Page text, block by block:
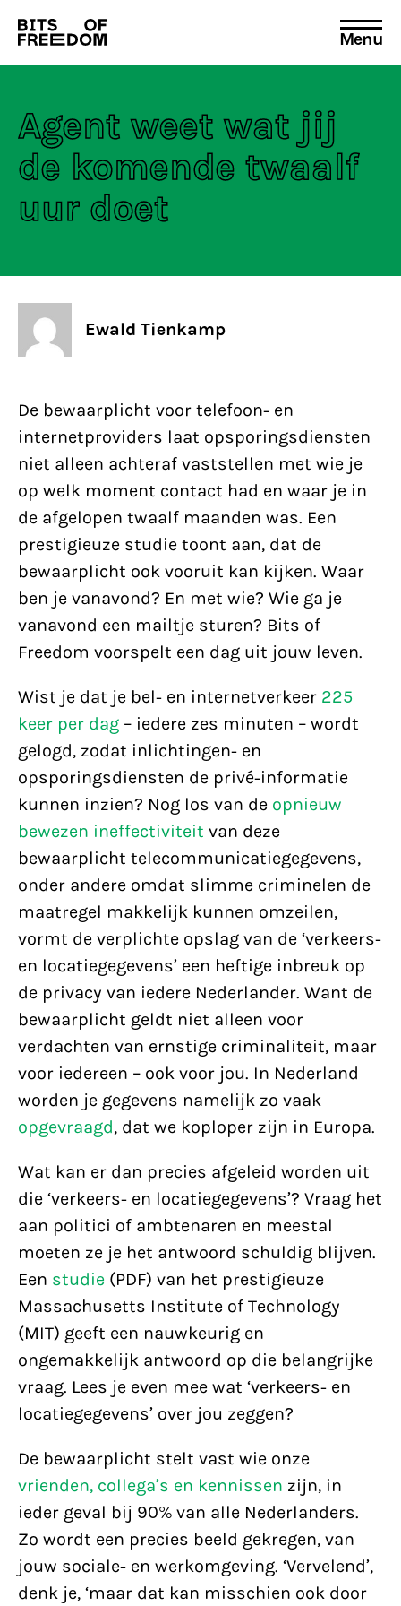
Search
for:
Menu
Agent weet wat jij
de komende twaalf
uur doet
Ewald Tienkamp
De bewaarplicht voor telefoon- en
internetproviders laat opsporingsdiensten
niet alleen achteraf vaststellen met wie je
op welk moment contact had en waar je in
de afgelopen twaalf maanden was. Een
prestigieuze studie toont aan, dat de
bewaarplicht ook vooruit kan kijken. Waar
ben je vanavond? En met wie? Wie ga je
vanavond een mailtje sturen? Bits of
Freedom voorspelt een dag uit jouw leven.
Wist je dat je bel- en internetverkeer 225
keer per dag – iedere zes minuten – wordt
gelogd, zodat inlichtingen- en
opsporingsdiensten de privé-informatie
kunnen inzien? Nog los van de opnieuw
bewezen ineffectiviteit van deze
bewaarplicht telecommunicatiegegevens,
onder andere omdat slimme criminelen de
maatregel makkelijk kunnen omzeilen,
vormt de verplichte opslag van de ‘verkeers-
en locatiegegevens’ een heftige inbreuk op
de privacy van iedere Nederlander. Want de
bewaarplicht geldt niet alleen voor
verdachten van ernstige criminaliteit, maar
voor iedereen – ook voor jou. In Nederland
worden je gegevens namelijk zo vaak
opgevraagd, dat we koploper zijn in Europa.
Wat kan er dan precies afgeleid worden uit
die ‘verkeers- en locatiegegevens’? Vraag het
aan politici of ambtenaren en meestal
moeten ze je het antwoord schuldig blijven.
Een studie (PDF) van het prestigieuze
Massachusetts Institute of Technology
(MIT) geeft een nauwkeurig en
ongemakkelijk antwoord op die belangrijke
vraag. Lees je even mee wat ‘verkeers- en
locatiegegevens’ over jou zeggen?
De bewaarplicht stelt vast wie onze
vrienden, collega’s en kennissen zijn, in
ieder geval bij 90% van alle Nederlanders.
Zo wordt een precies beeld gekregen, van
jouw sociale- en werkomgeving. ‘Vervelend’,
denk je, ‘maar dat kan misschien ook door